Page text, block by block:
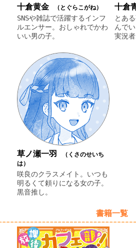
十倉黄金 （とぐらこがね）
SNSや雑誌で活躍するインフ
ルエンサー。おしゃれでかわ
いい男の子。
十倉
とあ
んで
実況者
草ノ瀬一羽
（くさのせいち
は）
咲良のクラスメイト。いつも
明るくて頼りになる女の子。
黒音推し。
書籍一覧